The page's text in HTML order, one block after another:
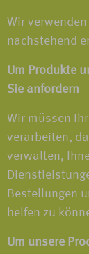
Wir
nachstehend
Um Produkte
Sie anfordern
Wir müssen
verarbeiten,
verwalten,
Bestellungen
helfen zu
Um unsere